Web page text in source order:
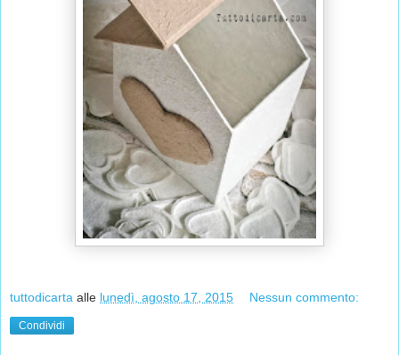
tuttodicarta alle lunedì, agosto 17, 2015 Nessun commento:
Condividi